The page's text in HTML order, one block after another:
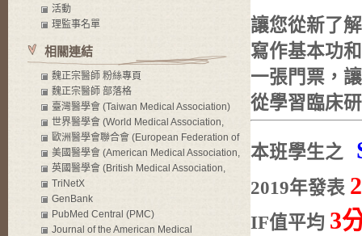
讓您從新了
寫作基本功
一張門票，
從學習臨床
本班學生之
2019年發表
IF值平均 3
活動
理監事名單
相關連結
魏正宗醫師 粉絲專頁
魏正宗醫師 部落格
臺灣醫學會 (Taiwan Medical Association)
世界醫學會 (World Medical Association,
WMA)
歐洲醫學會聯合會 (European Federation of
Internal Medicine, EFIM)
美國醫學會 (American Medical Association,
AMA)
英國醫學會 (British Medical Association,
BMA)
TriNetX
GenBank
PubMed Central (PMC)
Journal of the American Medical